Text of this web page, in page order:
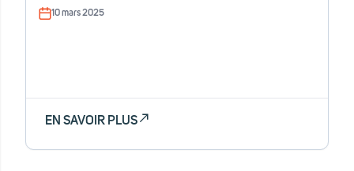
10 mars 2025
EN SAVOIR PLUS